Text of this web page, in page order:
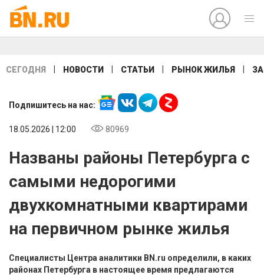
СЕГОДНЯ НОВОСТИ СТАТЬИ РЫНОК ЖИЛЬЯ
Подпишитесь на нас:
18.05.2026 | 12:00 80969
Названы районы Петербурга с
самыми недорогими
двухкомнатными квартирами
на первичном рынке жилья
Специалисты Центра аналитики BN.ru определили, в каких
районах Петербурга в настоящее время предлагаются